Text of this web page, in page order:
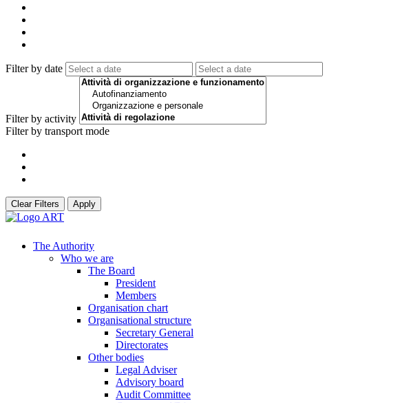
Filter by date
Filter by activity
Filter by transport mode
Clear Filters Apply
The Authority
Who we are
The Board
President
Members
Organisation chart
Organisational structure
Secretary General
Directorates
Other bodies
Legal Adviser
Advisory board
Audit Committee